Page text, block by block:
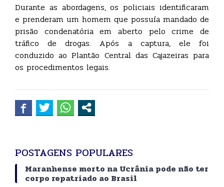
Durante as abordagens, os policiais identificaram
e prenderam um homem que possuía mandado de
prisão condenatória em aberto pelo crime de
tráfico de drogas. Após a captura, ele foi
conduzido ao Plantão Central das Cajazeiras para
os procedimentos legais.
POSTAGENS POPULARES
Maranhense morto na Ucrânia pode não ter
corpo repatriado ao Brasil